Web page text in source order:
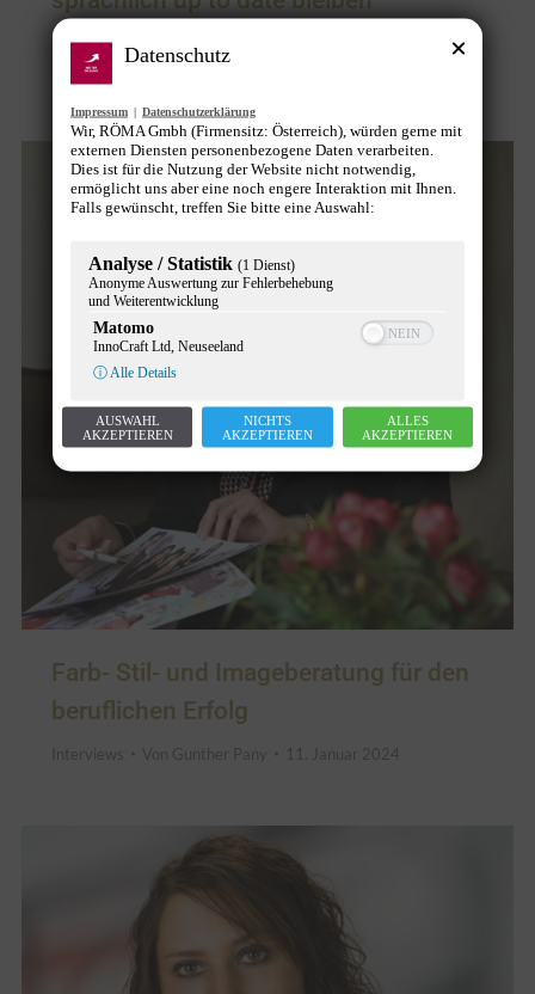
Interviews
15. März 2024
Farb- Stil- und Imageberatung für den
beruflichen Erfolg
Interviews Von Gunther Pany 11. Januar 2024
Datenschutz
Impressum | Datenschutzerklärung
Wir, RÖMA Gmbh (Firmensitz: Österreich), würden gerne mit
externen Diensten personenbezogene Daten verarbeiten.
Dies ist für die Nutzung der Website nicht notwendig,
ermöglicht uns aber eine noch engere Interaktion mit Ihnen.
Falls gewünscht, treffen Sie bitte eine Auswahl:
Analyse / Statistik (1 Dienst)
Anonyme Auswertung zur Fehlerbehebung
und Weiterentwicklung
Matomo
InnoCraft Ltd, Neuseeland
ⓘ Alle Details
AUSWAHL
AKZEPTIEREN
NICHTS
AKZEPTIEREN
ALLES
AKZEPTIEREN